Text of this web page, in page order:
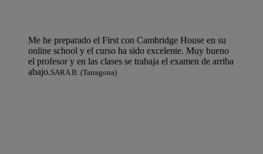
Me he preparado el First con Cambridge House en su
online school y el curso ha sido excelente. Muy bueno
el profesor y en las clases se trabaja el examen de arriba
abajo.SARA B. (Tarragona)